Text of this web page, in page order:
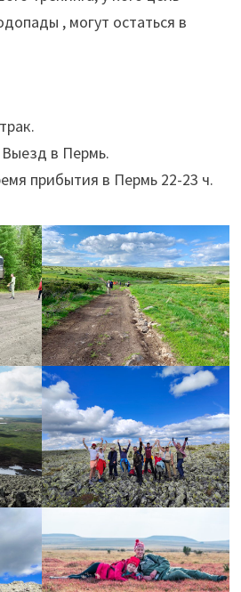
, могут остаться в
в Пермь.
прибытия в Пермь 22-23 ч.